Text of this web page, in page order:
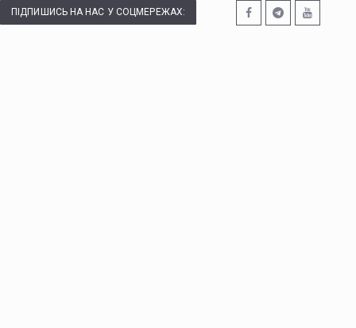
ПІДПИШИСЬ НА НАС У СОЦМЕРЕЖАХ: